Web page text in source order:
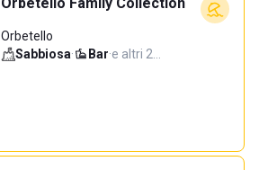
Orbetello
Sabbiosa· Bar·e altri 2…